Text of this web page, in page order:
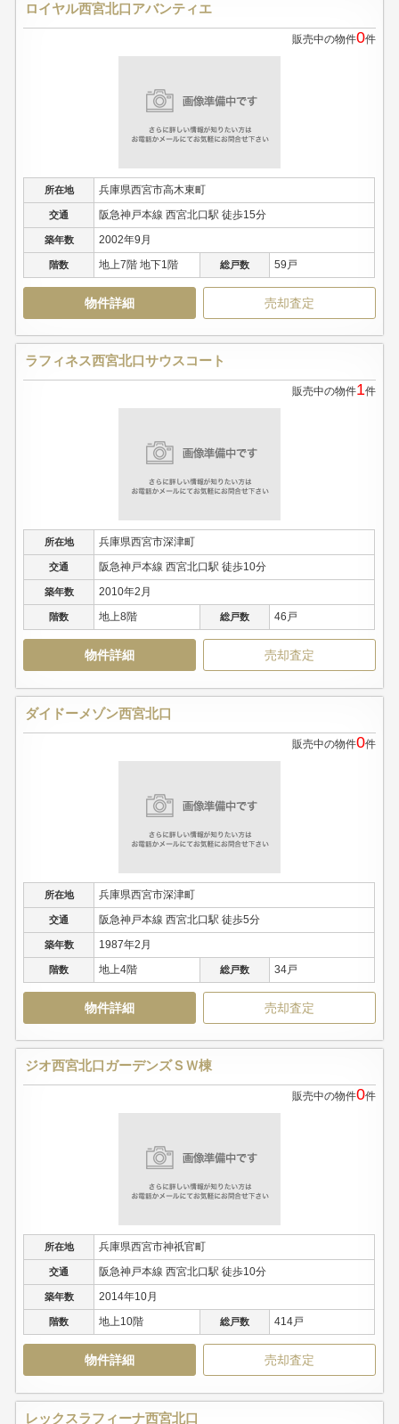
ロイヤル西宮北口アバンティエ
販売中の物件0件
所在地 兵庫県西宮市高木東町
交通 阪急神戸本線 西宮北口駅 徒歩15分
築年数 2002年9月
階数 地上7階 地下1階 総戸数 59戸
物件詳細 売却査定
ラフィネス西宮北口サウスコート
販売中の物件1件
所在地 兵庫県西宮市深津町
交通 阪急神戸本線 西宮北口駅 徒歩10分
築年数 2010年2月
階数 地上8階 総戸数 46戸
物件詳細 売却査定
ダイドーメゾン西宮北口
販売中の物件0件
所在地 兵庫県西宮市深津町
交通 阪急神戸本線 西宮北口駅 徒歩5分
築年数 1987年2月
階数 地上4階 総戸数 34戸
物件詳細 売却査定
ジオ西宮北口ガーデンズＳＷ棟
販売中の物件0件
所在地 兵庫県西宮市神祇官町
交通 阪急神戸本線 西宮北口駅 徒歩10分
築年数 2014年10月
階数 地上10階 総戸数 414戸
物件詳細 売却査定
レックスラフィーナ西宮北口